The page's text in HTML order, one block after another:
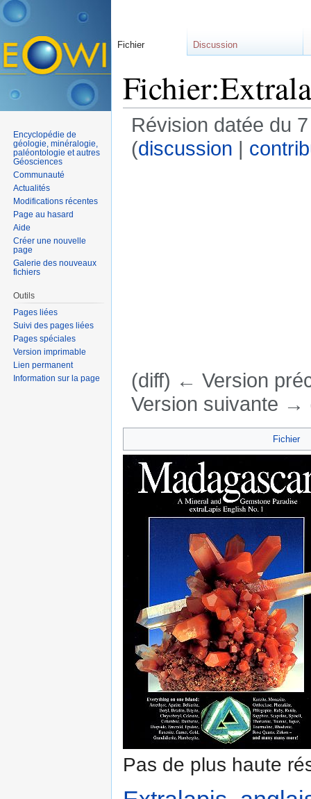
Révision datée du
(discussion |
(diff) ← Version
Version suivante →
Fichier
Pas de plus haute
Fichier Discussion
Encyclopédie de
géologie, minéralogie,
paléontologie et autres
Géosciences
Communauté
Actualités
Modifications récentes
Page au hasard
Aide
Créer une nouvelle
page
Galerie des nouveaux
fichiers
Outils
Pages liées
Suivi des pages liées
Pages spéciales
Version imprimable
Lien permanent
Information sur la page